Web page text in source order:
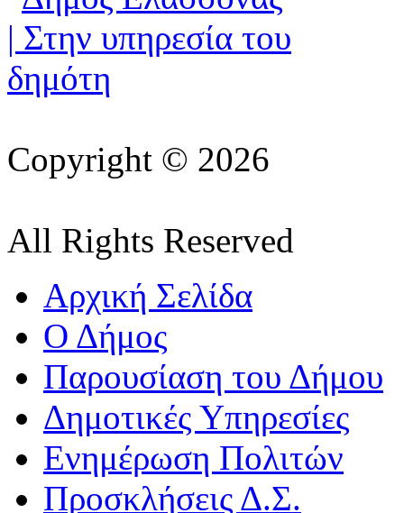
Copyright © 2026
All Rights Reserved
Αρχική Σελίδα
Ο Δήμος
Παρουσίαση του Δήμου
Δημοτικές Υπηρεσίες
Ενημέρωση Πολιτών
Προσκλήσεις Δ.Σ.